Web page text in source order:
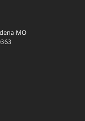
MO